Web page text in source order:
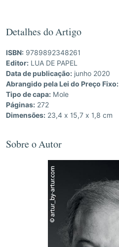
Detalhes do Artigo
ISBN: 9789892348261
Editor: LUA DE PAPEL
Data de publicação: junho 2020
Abrangido pela Lei do Preço Fixo:
Tipo de capa: Mole
Páginas: 272
Dimensões: 23,4 x 15,7 x 1,8 cm
Sobre o Autor